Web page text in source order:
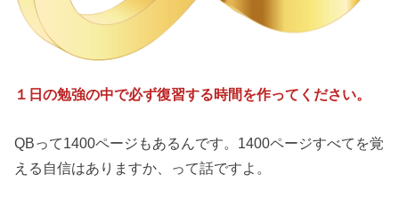
１日の勉強の中で必ず復習する時間を作ってください。
QBって1400ページもあるんです。1400ページすべてを覚
える自信はありますか、って話ですよ。